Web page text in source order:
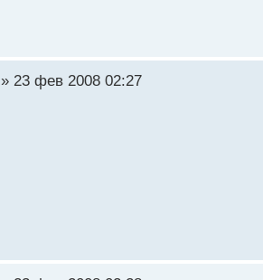
» 23 фев 2008 02:27